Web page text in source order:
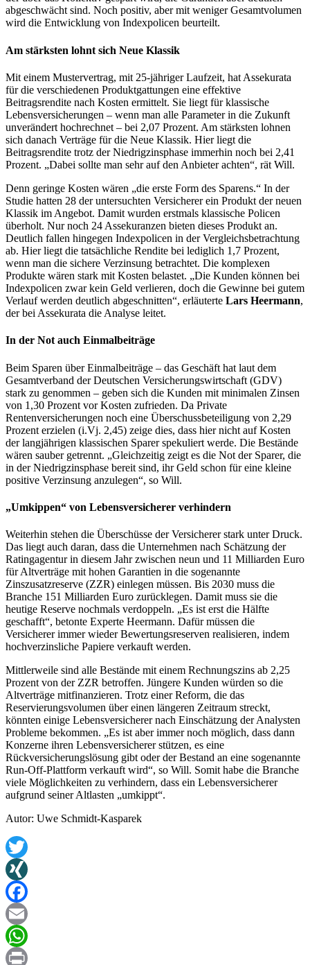
abgeschwächt sind. Noch positiv, aber mit weniger Gesamtvolumen
wird die Entwicklung von Indexpolicen beurteilt.
Am stärksten lohnt sich Neue Klassik
Mit einem Mustervertrag, mit 25-jähriger Laufzeit, hat Assekurata
für die verschiedenen Produktgattungen eine effektive
Beitragsrendite nach Kosten ermittelt. Sie liegt für klassische
Lebensversicherungen – wenn man alle Parameter in die Zukunft
unverändert hochrechnet – bei 2,07 Prozent. Am stärksten lohnen
sich danach Verträge für die Neue Klassik. Hier liegt die
Beitragsrendite trotz der Niedrigzinsphase immerhin noch bei 2,41
Prozent. „Dabei sollte man sehr auf den Anbieter achten“, rät Will.
Denn geringe Kosten wären „die erste Form des Sparens.“ In der
Studie hatten 28 der untersuchten Versicherer ein Produkt der neuen
Klassik im Angebot. Damit wurden erstmals klassische Policen
überholt. Nur noch 24 Assekuranzen bieten dieses Produkt an.
Deutlich fallen hingegen Indexpolicen in der Vergleichsbetrachtung
ab. Hier liegt die tatsächliche Rendite bei lediglich 1,7 Prozent,
wenn man die sichere Verzinsung betrachtet. Die komplexen
Produkte wären stark mit Kosten belastet. „Die Kunden können bei
Indexpolicen zwar kein Geld verlieren, doch die Gewinne bei gutem
Verlauf werden deutlich abgeschnitten“, erläuterte Lars Heermann,
der bei Assekurata die Analyse leitet.
In der Not auch Einmalbeiträge
Beim Sparen über Einmalbeiträge – das Geschäft hat laut dem
Gesamtverband der Deutschen Versicherungswirtschaft (GDV)
stark zu genommen – geben sich die Kunden mit minimalen Zinsen
von 1,30 Prozent vor Kosten zufrieden. Da Private
Rentenversicherungen noch eine Überschussbeteiligung von 2,29
Prozent erzielen (i.Vj. 2,45) zeige dies, dass hier nicht auf Kosten
der langjährigen klassischen Sparer spekuliert werde. Die Bestände
wären sauber getrennt. „Gleichzeitig zeigt es die Not der Sparer, die
in der Niedrigzinsphase bereit sind, ihr Geld schon für eine kleine
positive Verzinsung anzulegen“, so Will.
„Umkippen“ von Lebensversicherer verhindern
Weiterhin stehen die Überschüsse der Versicherer stark unter Druck.
Das liegt auch daran, dass die Unternehmen nach Schätzung der
Ratingagentur in diesem Jahr zwischen neun und 11 Milliarden Euro
für Altverträge mit hohen Garantien in die sogenannte
Zinszusatzreserve (ZZR) einlegen müssen. Bis 2030 muss die
Branche 151 Milliarden Euro zurücklegen. Damit muss sie die
heutige Reserve nochmals verdoppeln. „Es ist erst die Hälfte
geschafft“, betonte Experte Heermann. Dafür müssen die
Versicherer immer wieder Bewertungsreserven realisieren, indem
hochverzinsliche Papiere verkauft werden.
Mittlerweile sind alle Bestände mit einem Rechnungszins ab 2,25
Prozent von der ZZR betroffen. Jüngere Kunden würden so die
Altverträge mitfinanzieren. Trotz einer Reform, die das
Reservierungsvolumen über einen längeren Zeitraum streckt,
könnten einige Lebensversicherer nach Einschätzung der Analysten
Probleme bekommen. „Es ist aber immer noch möglich, dass dann
Konzerne ihren Lebensversicherer stützen, es eine
Rückversicherungslösung gibt oder der Bestand an eine sogenannte
Run-Off-Plattform verkauft wird“, so Will. Somit habe die Branche
viele Möglichkeiten zu verhindern, dass ein Lebensversicherer
aufgrund seiner Altlasten „umkippt“.
Autor: Uwe Schmidt-Kasparek
Twitter
XING
Facebook
Email
WhatsApp